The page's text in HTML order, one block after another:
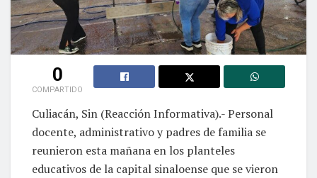
0
COMPARTIDO
Culiacán, Sin (Reacción Informativa).- Personal
docente, administrativo y padres de familia se
reunieron esta mañana en los planteles
educativos de la capital sinaloense que se vieron